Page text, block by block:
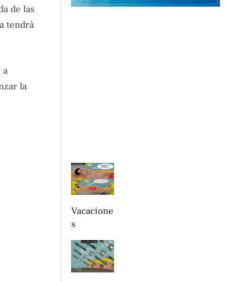
de las
tendrá
a
la
Vacacione
s